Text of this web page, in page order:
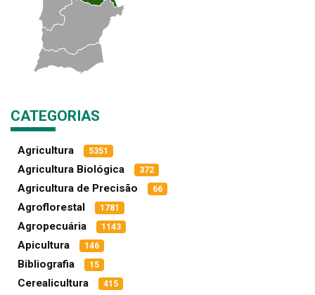
CATEGORIAS
Agricultura 5351
Agricultura Biológica 372
Agricultura de Precisão 66
Agroflorestal 1781
Agropecuária 1143
Apicultura 146
Bibliografia 15
Cerealicultura 415